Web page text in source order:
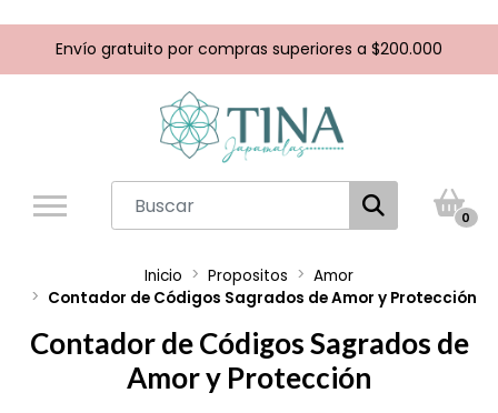
Envío gratuito por compras superiores a $200.000
0
Inicio Propositos
Amor
Contador de Códigos Sagrados de Amor y Protección
Contador de Códigos Sagrados de
Amor y Protección